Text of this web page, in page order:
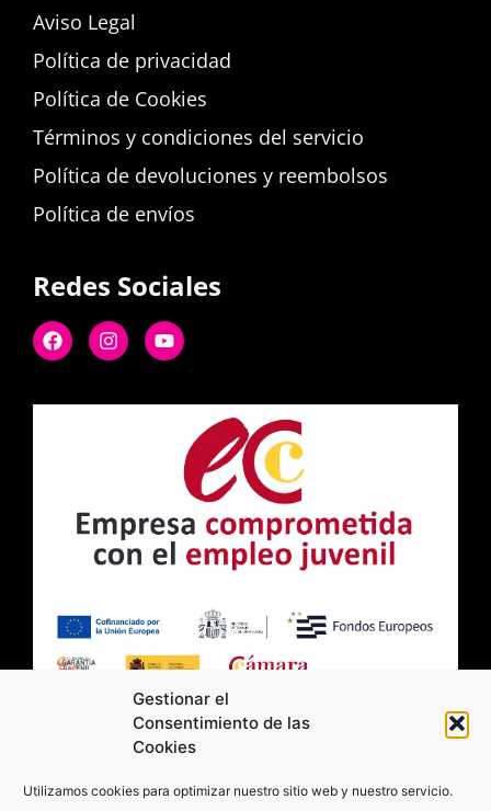
Gestionar el
Consentimiento de las
Cookies
Utilizamos cookies para optimizar nuestro sitio web y nuestro servicio.
Aviso Legal
Política de privacidad
Política de Cookies
Términos y condiciones del servicio
Política de devoluciones y reembolsos
Política de envíos
Redes Sociales
2026 Moviltick technologies. Todos los